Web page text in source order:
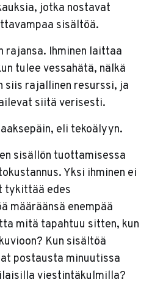
jotka nostavat
sisältöä.
rajansa. Ihminen laittaa
tulee vessahätä, nälkä
siis rajallinen resurssi, ja
siitä verisesti.
eli tekoälyyn.
sisällön tuottamisessa
Yksi ihminen ei
tykittää edes
määräänsä enempää
mitä tapahtuu sitten, kun
Kun sisältöä
postausta minuutissa
viestintäkulmilla?